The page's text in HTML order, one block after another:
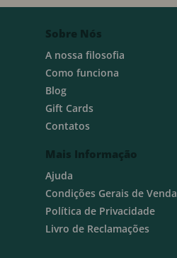
Sobre Nós
A nossa filosofia
Como funciona
Blog
Gift Cards
Contatos
Mais Informação
Ajuda
Condições Gerais de Venda
Política de Privacidade
Livro de Reclamações